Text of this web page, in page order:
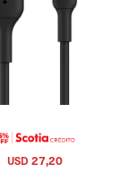
USD 27,20